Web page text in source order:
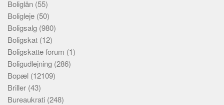
Boliglån (55)
Boligleje (50)
Boligsalg (980)
Boligskat (12)
Boligskatte forum (1)
Boligudlejning (286)
Bopæl (12109)
Briller (43)
Bureaukrati (248)